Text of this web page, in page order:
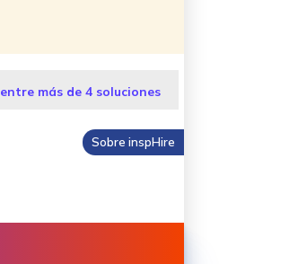
entre más de 4 soluciones
Sobre inspHire